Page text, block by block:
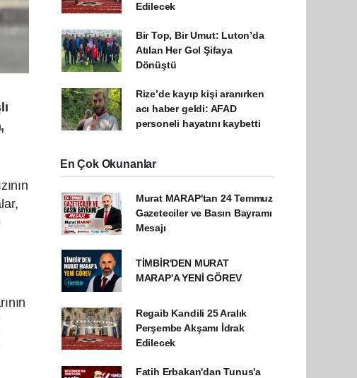
Edilecek
Bir Top, Bir Umut: Luton’da
Atılan Her Gol Şifaya
Dönüştü
Rize’de kayıp kişi aranırken
acı haber geldi: AFAD
personeli hayatını kaybetti
En Çok Okunanlar
Murat MARAP'tan 24 Temmuz
Gazeteciler ve Basın Bayramı
Mesajı
TİMBİR'DEN MURAT
MARAP'A YENİ GÖREV
Regaib Kandili 25 Aralık
Perşembe Akşamı İdrak
Edilecek
Fatih Erbakan'dan Tunus'a